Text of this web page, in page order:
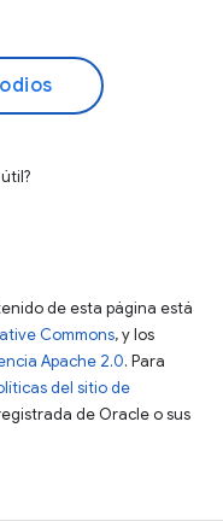
de esta página está
Commons, y los
Apache 2.0. Para
del sitio de
de Oracle o sus